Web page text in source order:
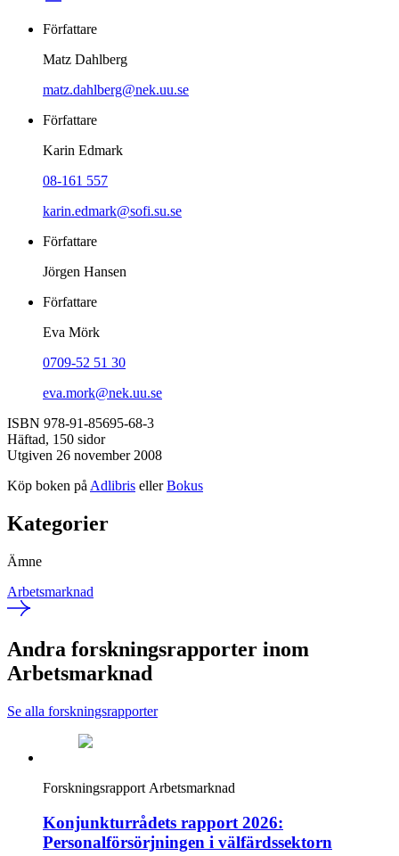
Författare
Matz Dahlberg
matz.dahlberg@nek.uu.se
Författare
Karin Edmark
08-161 557
karin.edmark@sofi.su.se
Författare
Jörgen Hansen
Författare
Eva Mörk
0709-52 51 30
eva.mork@nek.uu.se
ISBN 978-91-85695-68-3
Häftad, 150 sidor
Utgiven 26 november 2008
Köp boken på Adlibris ellerBokus
Kategorier
Ämne
Arbetsmarknad
Andra forskningsrapporter inom
Arbetsmarknad
Se alla forskningsrapporter
Forskningsrapport Arbetsmarknad
Konjunkturrådets rapport 2026:
Personalförsörjningen i välfärdssektorn